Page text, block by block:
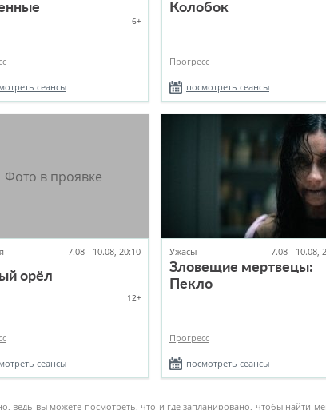
ведь вы можете посмотреть, что и где запланировано, чтобы найти
6+
сеансы
Колобок
Прогресс
посмотреть сеансы
7.08 - 10.08, 20:10
орёл
12+
сеансы
Ужасы 7.08 - 10.08,
Зловещие мертвецы:
Пекло
Прогресс
посмотреть сеансы